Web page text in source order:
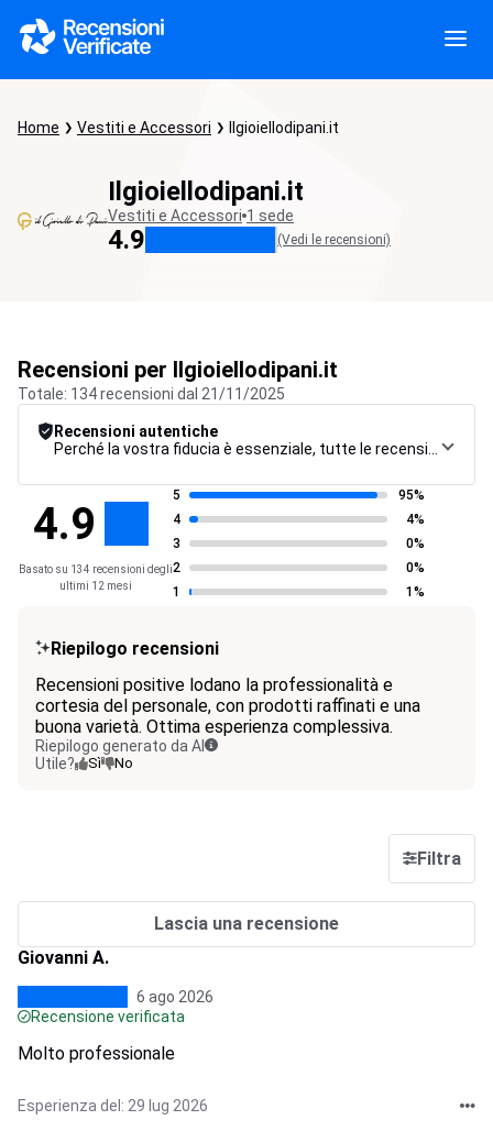
Home Vestiti e Accessori Ilgioiellodipani.it
Ilgioiellodipani.it
Vestiti e Accessori 1 sede
4.9 (Vedi le recensioni)
Recensioni per Ilgioiellodipani.it
Totale: 134 recensioni dal 21/11/2025
Recensioni autentiche
4.9
Basato su 134 recensioni degli
ultimi 12 mesi
5
95%
4
4%
3
0%
2
0%
1
1%
Riepilogo recensioni
Recensioni positive lodano la professionalità e
cortesia del personale, con prodotti raffinati e una
buona varietà. Ottima esperienza complessiva.
Riepilogo generato da AI
Utile?
Sì No
Filtra
Lascia una recensione
Giovanni A.
6 ago 2026
Recensione verificata
Molto professionale
Esperienza del: 29 lug 2026